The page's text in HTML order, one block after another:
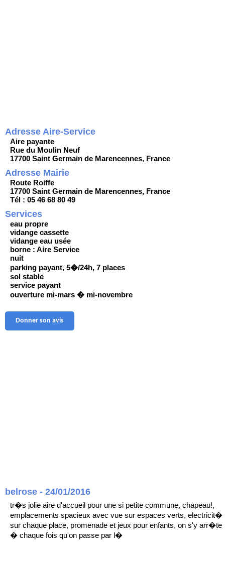
Adresse Aire-Service
Aire payante
Rue du Moulin Neuf
17700 Saint Germain de Marencennes, France
Adresse Mairie
Route Roiffe
17700 Saint Germain de Marencennes, France
Tél : 05 46 68 80 49
Services
eau propre
vidange cassette
vidange eau usée
borne : Aire Service
nuit
parking payant, 5�/24h, 7 places
sol stable
service payant
ouverture mi-mars � mi-novembre
Donner son avis
belrose - 24/01/2016
tr�s jolie aire d'accueil pour une si petite commune, chapeau!,
emplacements spacieux avec vue sur espaces verts, electricit�
sur chaque place, promenade et jeux pour enfants, on s'y arr�te
� chaque fois qu'on passe par l�